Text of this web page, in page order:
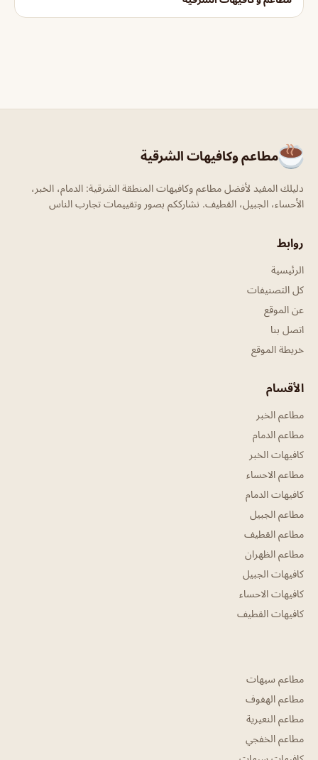
مطاعم وكافيهات الشرقية
دليلك المفيد لأفضل مطاعم وكافيهات المنطقة الشرقية: الدمام، الخبر،
الأحساء، الجبيل، القطيف. نشارككم بصور وتقييمات تجارب الناس
روابط
الرئيسية
كل التصنيفات
عن الموقع
اتصل بنا
خريطة الموقع
الأقسام
مطاعم الخبر
مطاعم الدمام
كافيهات الخبر
مطاعم الاحساء
كافيهات الدمام
مطاعم الجبيل
مطاعم القطيف
مطاعم الظهران
كافيهات الجبيل
كافيهات الاحساء
كافيهات القطيف
مطاعم سيهات
مطاعم الهفوف
مطاعم النعيرية
مطاعم الخفجي